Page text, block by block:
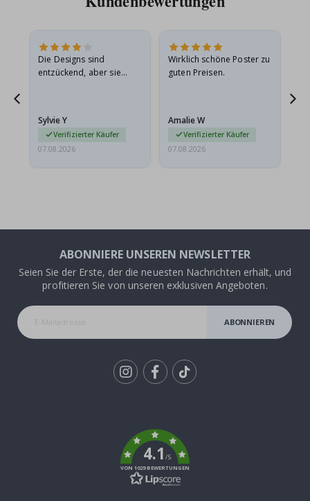
Die Designs sind
entzückend, aber sie
sie…
Sylvie Y
Verifizierter Käufer
07.08.2026
Wirklich schöne Poster zu
guten Preisen.
Amalie W
Verifizierter Käufer
07.08.2026
ABONNIERE UNSEREN NEWSLETTER
Seien Sie der Erste, der die neuesten Nachrichten erhält, und
profitieren Sie von unseren exklusiven Angeboten.
ABONNIEREN
4.1/5
VON 1029 BEWERTUNGEN